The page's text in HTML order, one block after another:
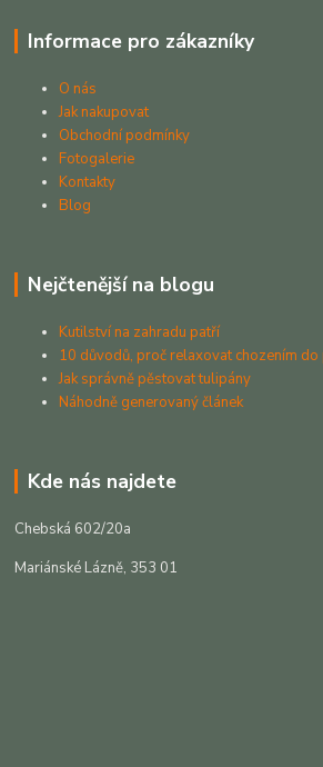
Informace pro zákazníky
O nás
Jak nakupovat
Obchodní podmínky
Fotogalerie
Kontakty
Blog
Nejčtenější na blogu
Kutilství na zahradu patří
10 důvodů, proč relaxovat chozením
Jak správně pěstovat tulipány
Náhodně generovaný článek
Kde nás najdete
Chebská 602/20a
Mariánské Lázně, 353 01